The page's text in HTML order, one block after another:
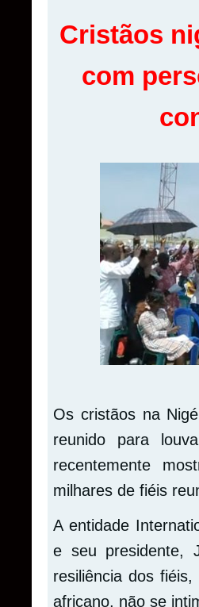
Cristãos
com
Os cristãos na
reunido para
recentemente
milhares de fiéis
A entidade
e seu presidente,
resiliência dos
africano, não se